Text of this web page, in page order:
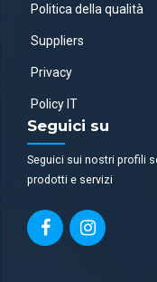
Politica della qualità
Suppliers
Privacy
Policy IT
Seguici su
Seguici sui nostri profili
prodotti e servizi